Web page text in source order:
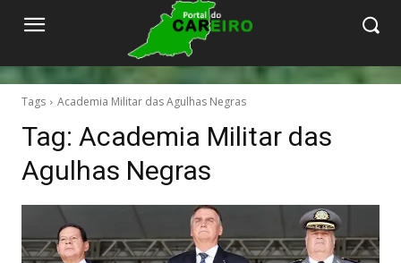
Tags Academia Militar das Agulhas Negras
Tag: Academia Militar das
Agulhas Negras